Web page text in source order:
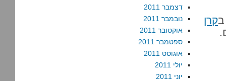
קרן
דצמבר 2011
נובמבר 2011
אוקטובר 2011
ספטמבר 2011
אוגוסט 2011
יולי 2011
יוני 2011